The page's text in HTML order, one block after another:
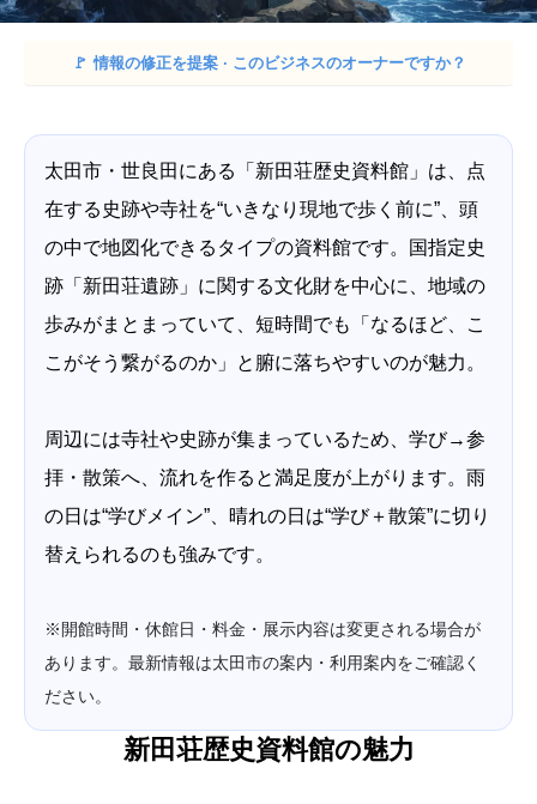
🚩 情報の修正を提案 · このビジネスのオーナーですか？
太田市・世良田にある「新田荘歴史資料館」は、点
在する史跡や寺社を“いきなり現地で歩く前に”、頭
の中で地図化できるタイプの資料館です。国指定史
跡「新田荘遺跡」に関する文化財を中心に、地域の
歩みがまとまっていて、短時間でも「なるほど、こ
こがそう繋がるのか」と腑に落ちやすいのが魅力。
周辺には寺社や史跡が集まっているため、学び→参
拝・散策へ、流れを作ると満足度が上がります。雨
の日は“学びメイン”、晴れの日は“学び＋散策”に切り
替えられるのも強みです。
※開館時間・休館日・料金・展示内容は変更される場合が
あります。最新情報は太田市の案内・利用案内をご確認く
ださい。
新田荘歴史資料館の魅力